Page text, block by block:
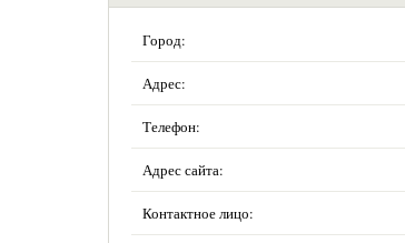
Город:
Адрес:
Телефон:
Адрес сайта:
Контактное лицо: